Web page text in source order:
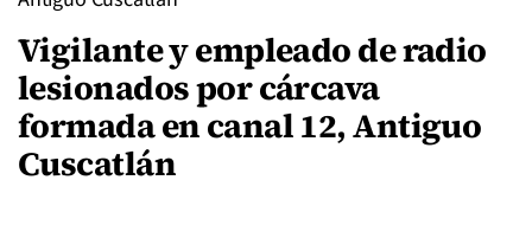
Vigilante y empleado de radio
lesionados por cárcava
formada en canal 12, Antiguo
Cuscatlán